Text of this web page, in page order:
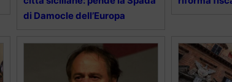
di Damocle dell’Europa